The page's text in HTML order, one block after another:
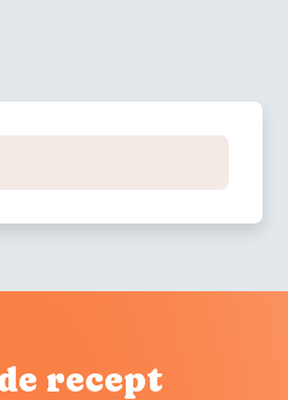
recept